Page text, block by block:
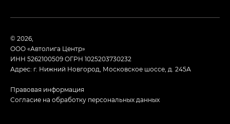
© 2026,
ООО «Автолига Центр»
ИНН 5262100509ОГРН 1025203730232
Адрес: г. Нижний Новгород, Московское шоссе, д. 245А
Правовая информация
Согласие на обработку персональных данных